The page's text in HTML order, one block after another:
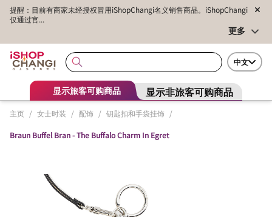
提醒：目前有商家未经授权冒用iShopChangi名义销售商品。iShopChangi
仅通过官...
更多
中文
显示旅客可购商品 显示非旅客可购商品
主页 / 女士时装 / 配饰 / 钥匙扣和手袋挂饰 /
Braun Buffel Bran - The Buffalo Charm In Egret